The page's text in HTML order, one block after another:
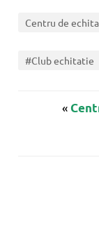
Centru de
#Club echitatie
«